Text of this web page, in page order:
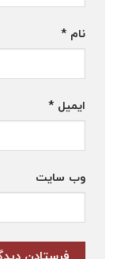
نام *
ایمیل *
وب‌ سایت